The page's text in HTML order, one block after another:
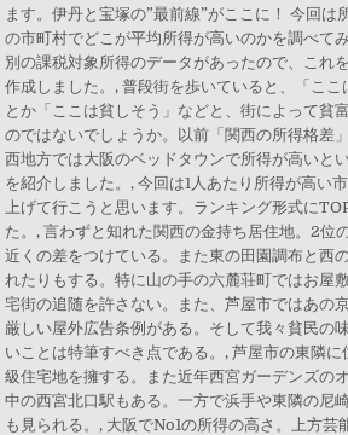
ます。伊丹と宝塚の”最前線”がここに！ 今回は
の市町村でどこが平均所得が高いのかを調べて
別の課税対象所得のデータがあったので、これ
作成しました。, 普段街を歩いていると、「ここ
とか「ここは貧しそう」などと、街によって貧
のではないでしょうか。以前「関西の所得格差
西地方では大阪のベッドタウンで所得が高いと
を紹介しました。, 今回は1人あたり所得が高い
上げて行こうと思います。ランキング形式に
た。, 言わずと知れた関西の金持ち居住地。2位
近くの差をつけている。また東の田園調布と西
れたりもする。特に山の手の六麓荘町ではお屋
宅街の追随を許さない。また、芦屋市ではあの
厳しい屋外広告条例がある。そして我々貧民の
いことは特筆すべき点である。, 芦屋市の東隣
級住宅地を擁する。また近年西宮ガーデンズの
中の西宮北口駅もある。一方で浜手や東隣の尼
も見られる。, 大阪でNo1の所得の高さ。上方芸